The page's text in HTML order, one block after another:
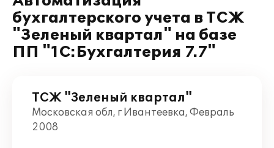
бухгалтерского учета в ТСЖ
"Зеленый квартал" на базе
ПП "1С:Бухгалтерия 7.7"
ТСЖ "Зеленый квартал"
Московская обл, г Ивантеевка, Февраль
2008